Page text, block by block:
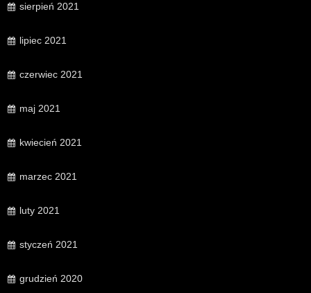
sierpień 2021
lipiec 2021
czerwiec 2021
maj 2021
kwiecień 2021
marzec 2021
luty 2021
styczeń 2021
grudzień 2020